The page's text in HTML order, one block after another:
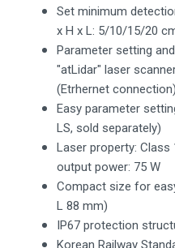
Set minimum
x H x L: 5/10/15/20
Parameter setting
"atLidar" laser
(Etrhernet connection)
Easy parameter
LS, sold separately)
Laser property: Class
output power: 75 W
Compact size for
L 88 mm)
IP67 protection
Korean Railway